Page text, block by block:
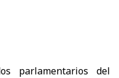
parlamentarios del